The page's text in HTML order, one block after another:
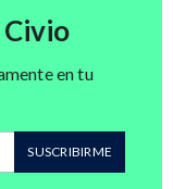
en tu
SUSCRIBIRME